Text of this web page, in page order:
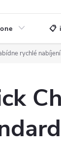
📋
rychlé